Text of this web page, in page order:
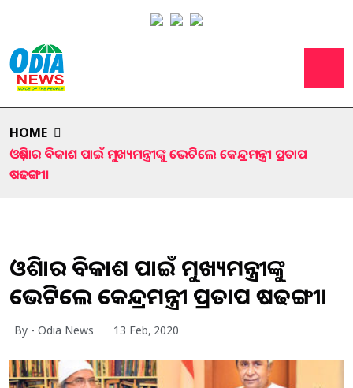
HOME
ଓଡ଼ିଶାର ବିକାଶ ପାଇଁ ମୁଖ୍ୟମନ୍ତ୍ରୀଙ୍କୁ ଭେଟିଲେ କେନ୍ଦ୍ରମନ୍ତ୍ରୀ ପ୍ରତାପ
ଷଢଙ୍ଗୀ।
ଓଡ଼ିଶାର ବିକାଶ ପାଇଁ ମୁଖ୍ୟମନ୍ତ୍ରୀଙ୍କୁ
ଭେଟିଲେ କେନ୍ଦ୍ରମନ୍ତ୍ରୀ ପ୍ରତାପ ଷଢଙ୍ଗୀ।
By - Odia News 13 Feb, 2020